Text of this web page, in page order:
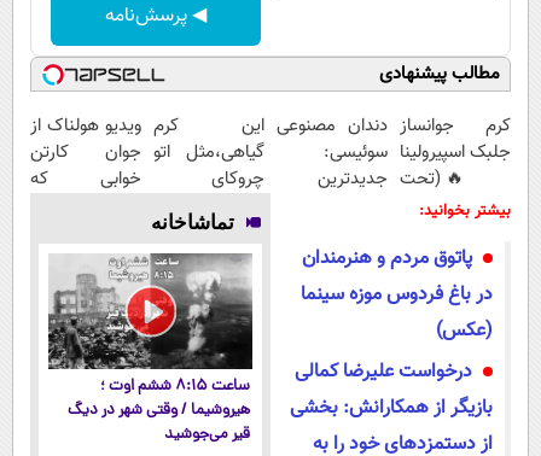
◀ پرسش‌نامه
مطالب پیشنهادی
کرم جوانساز
جلبک اسپیرولینا
🔥 (تحت
لیسانس آلمان)
دندان مصنوعی
سوئیسی:
جدیدترین
پرداخت قسطی
این کرم
گیاهی،مثل اتو
چروکای
پوستتوصاف
میکنه!50%تخفیف
ویدیو هولناک از
جوان کارتن
خوابی که
بیشتر بخوانید:
پاتوق مردم و هنرمندان
در باغ فردوس موزه سینما
(عکس)
درخواست علیرضا کمالی
بازیگر از همکارانش: بخشی
از دستمزدهای خود را به
تماشاخانه
ساعت ۸:۱۵ ششم اوت ؛
هیروشیما / وقتی شهر در دیگ
قیر می‌جوشید